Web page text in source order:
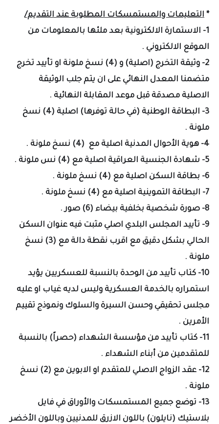
* التعليمات والمستمسكات المطلوبة عند التقديم/
1- الاستمارة الالكترونية بعد ملئها بالمعلومات من
الموقع الالكتروني .
2- وثيقة التخرج (اصلية) و (4) نسخ ملونة او تأييد تخرج
متضمنا المعدل النهائي على ان يتم جلب الوثيقة
الاصلية مصدقة قبل موعد المقابلة النهائية .
3- البطاقة الوطنية (في حالة توفرها) اصلية (4) نسخ
ملونة .
4- هوية الأحوال المدنية اصلية مع (4) نسخ ملونة .
5- شهادة الجنسية العراقية اصلية مع (4) نس ملونة .
6- بطاقة السكن اصلية مع (4) نسخ ملونة .
7- البطاقة التموينية اصلية مع (4) نسخ ملونة .
8- صورة شخصية بخلفية بيضاء (6) صور .
9- تأييد المجلس البلدي اصلي مثبت فيه عنوان السكن
الحالي بشكل دقيق مع اقرب نقطة دالة مع (3) نسخ
ملونة .
10- كتاب تأييد من الوحدة بالنسبة للعسكريين يؤيد
استمراره بالخدمة العسكرية وليس لديه غياب او عليه
مجلس تحقيقي وحسن السيرة والسلوك ونموذج تقييم
الأمرين .
11- كتاب تأييد من مؤسسة الشهداء (حصراً) بالنسبة
للمتقدمين من أبناء الشهداء .
12- عقد الزواج الاصلي للمتقدم او الابوين مع (2) نسخ
ملونة .
13- توضع جميع المستمسكات والأوراق في فايل
بلاستيك (نايلون) باللون الازرق للمدنيين وباللون الأخضر